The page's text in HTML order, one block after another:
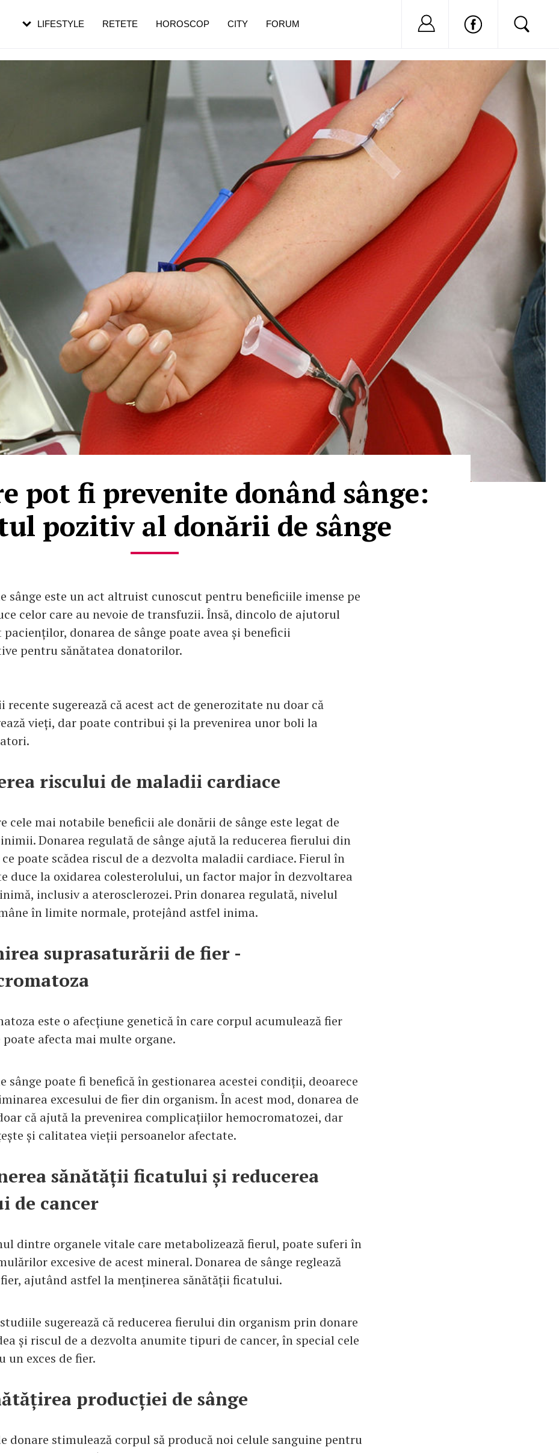
pot fi prevenite donând sânge:
pozitiv al donării de sânge
sânge este un act altruist cunoscut pentru beneficiile imense pe
celor care au nevoie de transfuzii. Însă, dincolo de ajutorul
donarea de sânge poate avea și beneficii
pentru sănătatea donatorilor.
recente sugerează că acest act de generozitate nu doar că
vieți, dar poate contribui și la prevenirea unor boli la
riscului de maladii cardiace
cele mai notabile beneficii ale donării de sânge este legat de
Donarea regulată de sânge ajută la reducerea fierului din
ce poate scădea riscul de a dezvolta maladii cardiace. Fierul în
duce la oxidarea colesterolului, un factor major în dezvoltarea
inclusiv a aterosclerozei. Prin donarea regulată, nivelul
în limite normale, protejând astfel inima.
suprasaturării de fier -
este o afecțiune genetică în care corpul acumulează fier
poate afecta mai multe organe.
sânge poate fi benefică în gestionarea acestei condiții, deoarece
excesului de fier din organism. În acest mod, donarea de
că ajută la prevenirea complicațiilor hemocromatozei, dar
și calitatea vieții persoanelor afectate.
sănătății ficatului și reducerea
de cancer
dintre organele vitale care metabolizează fierul, poate suferi în
excesive de acest mineral. Donarea de sânge reglează
ajutând astfel la menținerea sănătății ficatului.
sugerează că reducerea fierului din organism prin donare
și riscul de a dezvolta anumite tipuri de cancer, în special cele
un exces de fier.
producției de sânge
donare stimulează corpul să producă noi celule sanguine pentru
LIFESTYLE RETETE HOROSCOP CITY FORUM Nu ai cont?
în vârstă
de dureroasă este investigația